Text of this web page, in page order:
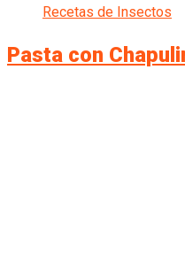
Recetas de Insectos
Pasta con